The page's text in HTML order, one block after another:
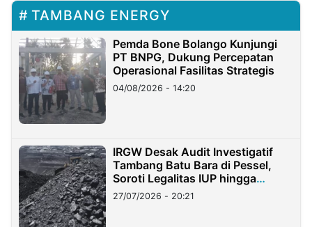
TAMBANG ENERGY
Pemda Bone Bolango Kunjungi
PT BNPG, Dukung Percepatan
Operasional Fasilitas Strategis
04/08/2026 - 14:20
IRGW Desak Audit Investigatif
Tambang Batu Bara di Pessel,
Soroti Legalitas IUP hingga
Stockpile
27/07/2026 - 20:21